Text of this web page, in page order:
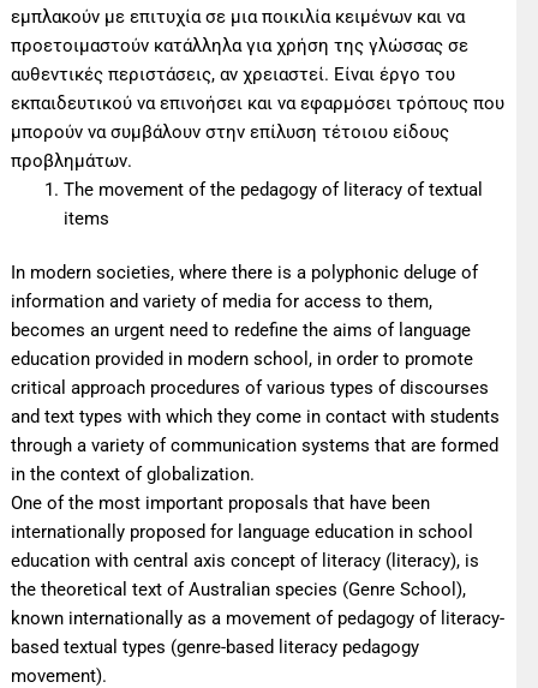
εμπλακούν με επιτυχία σε μια ποικιλία κειμένων και να
προετοιμαστούν κατάλληλα για χρήση της γλώσσας σε
αυθεντικές περιστάσεις, αν χρειαστεί. Είναι έργο του
εκπαιδευτικού να επινοήσει και να εφαρμόσει τρόπους που
μπορούν να συμβάλουν στην επίλυση τέτοιου είδους
προβλημάτων.
The movement of the pedagogy of literacy of textual
items
In modern societies, where there is a polyphonic deluge of
information and variety of media for access to them,
becomes an urgent need to redefine the aims of language
education provided in modern school, in order to promote
critical approach procedures of various types of discourses
and text types with which they come in contact with students
through a variety of communication systems that are formed
in the context of globalization.
One of the most important proposals that have been
internationally proposed for language education in school
education with central axis concept of literacy (literacy), is
the theoretical text of Australian species (Genre School),
known internationally as a movement of pedagogy of literacy-
based textual types (genre-based literacy pedagogy
movement).